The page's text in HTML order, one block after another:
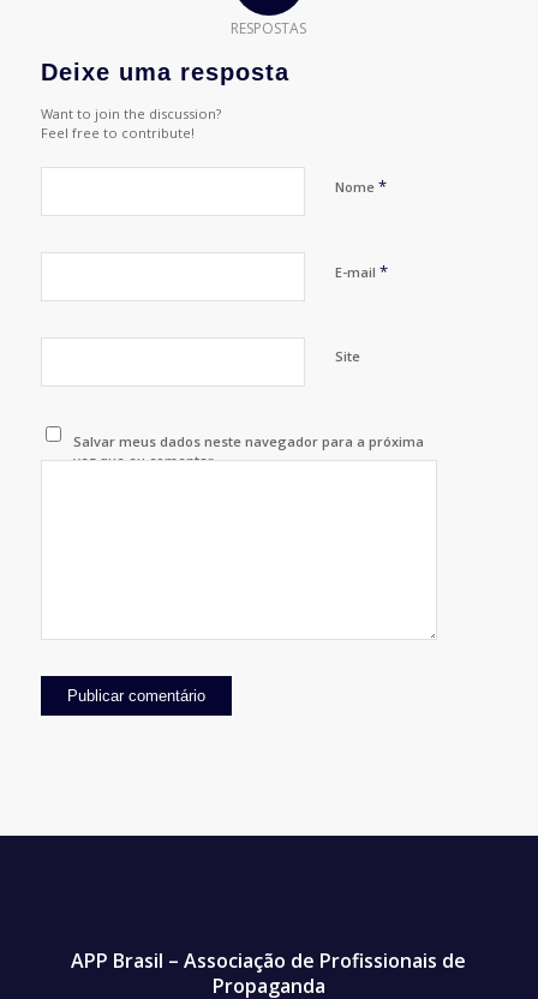
RESPOSTAS
Deixe uma resposta
Want to join the discussion?
Feel free to contribute!
Nome *
E-mail *
Site
Salvar meus dados neste navegador para a próxima
vez que eu comentar.
APP Brasil – Associação de Profissionais de
Propaganda